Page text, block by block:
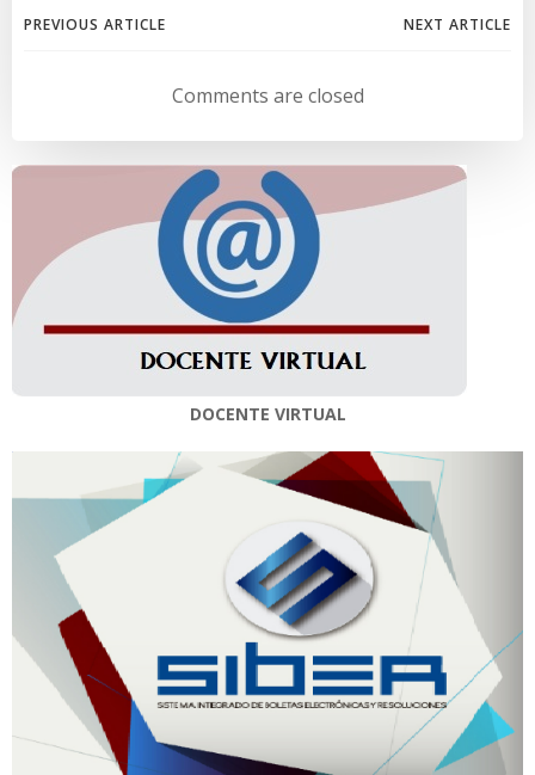
Navegación
entradas
PREVIOUS ARTICLE
Navegación
de
entradas
NEXT ARTICLE
Comments are closed
DOCENTE VIRTUAL